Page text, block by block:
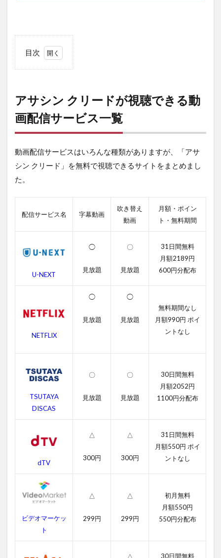
目次
シ
ン
ク
リ
ー
が
聴
る
画
ー
2
ア
ー
の
動
2.1
シン
クリ
ード
の字
アサシン クリードが視聴できる動
画配信サービス一覧
動画配信サービスはいろんな種類がありますが、「アサ
シン クリード」を無料で視聴できるサイトをまとめまし
た。
配信サービス名 字幕動画
吹き替え
動画
月額・ポイン
ト・無料期間
U-NEXT
◯
見放題
〇
見放題
31日間無料
月額2189円
600円分配布
NETFLIX
◯
見放題
◯
見放題
無料期間なし
月額990円 ポイ
ントなし
TSUTAYA
DISCAS
〇
見放題
〇
見放題
30日間無料
月額2052円
1100円分配布
dTV
△
300円
△
300円
31日間無料
月額550円 ポイ
ントなし
ビデオマーケッ
ト
△
299円
△
299円
初月無料
月額550円
550円分配布
30日間無料